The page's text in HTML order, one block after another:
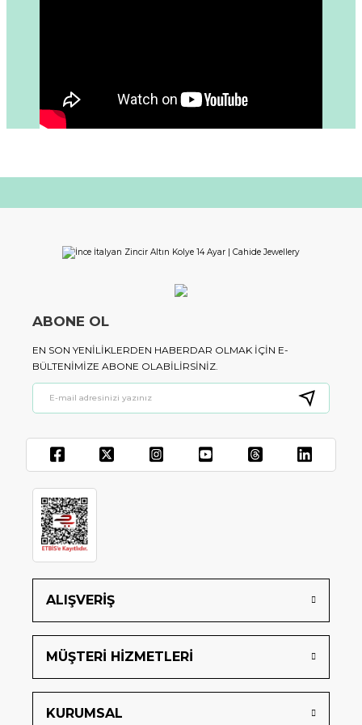
ALIŞVERİŞ
MÜŞTERİ HİZMETLERİ
KURUMSAL
ABONE OL
EN SON YENILIKLERDEN HABERDAR OLMAK IÇIN E-
BÜLTENIMIZE ABONE OLABILIRSINIZ.